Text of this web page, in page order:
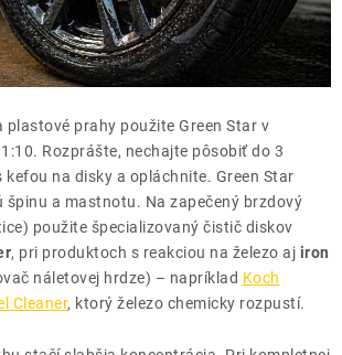
plastové prahy použite Green Star v
Rozprášte, nechajte pôsobiť do 3
na disky a opláchnite. Green Star
špinu a mastnotu. Na zapečený brzdový
použite špecializovaný čistič diskov
, pri produktoch s reakciou na železo aj iron
náletovej hrdze) – napríklad Koch
Cleaner, ktorý železo chemicky rozpustí.